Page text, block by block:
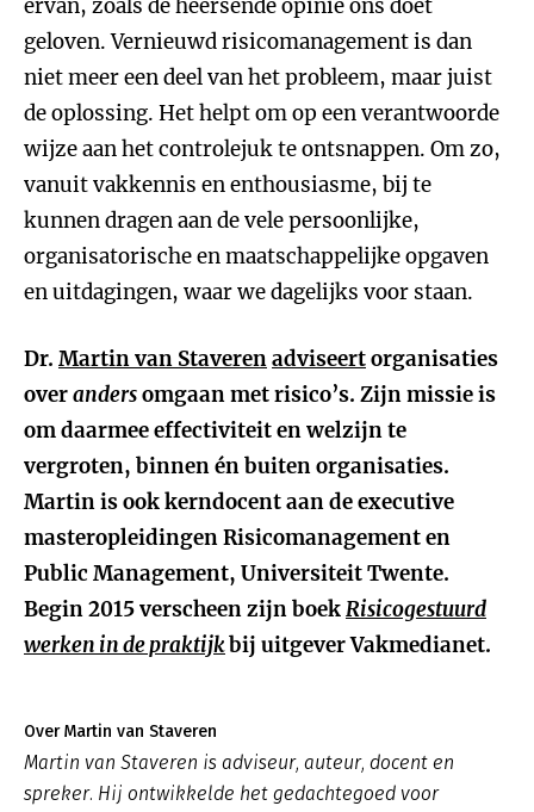
ervan, zoals de heersende opinie ons doet
geloven. Vernieuwd risicomanagement is dan
niet meer een deel van het probleem, maar juist
de oplossing. Het helpt om op een verantwoorde
wijze aan het controlejuk te ontsnappen. Om zo,
vanuit vakkennis en enthousiasme, bij te
kunnen dragen aan de vele persoonlijke,
organisatorische en maatschappelijke opgaven
en uitdagingen, waar we dagelijks voor staan.
Dr. Martin van Staverenadviseertorganisaties
overandersomgaan met risico’s. Zijn missie is
om daarmee effectiviteit en welzijn te
vergroten, binnen én buiten organisaties.
Martin is ook kerndocent aan de executive
masteropleidingen Risicomanagement en
Public Management, Universiteit Twente.
Begin 2015 verscheen zijn boekRisicogestuurd
werken in de praktijkbij uitgever Vakmedianet.
Over Martin van Staveren
Martin van Staveren is adviseur, auteur, docent en
spreker. Hij ontwikkelde het gedachtegoed voor